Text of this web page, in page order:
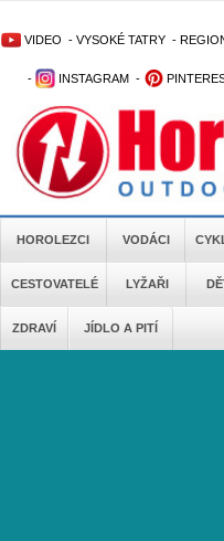
VIDEO - VYSOKÉ TATRY -
- INSTAGRAM -
HOROLEZCI VODÁCI
CESTOVATELÉ LYŽAŘI
ZDRAVÍ JÍDLO A PITÍ